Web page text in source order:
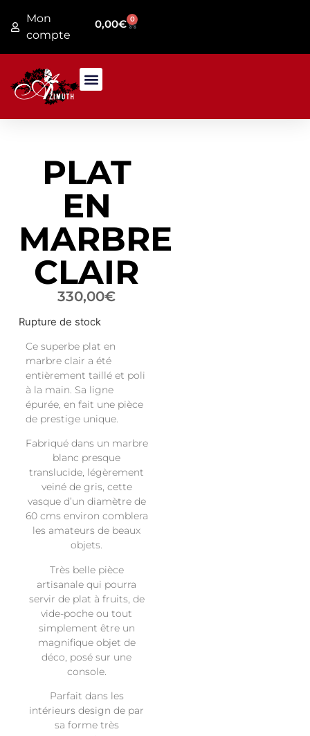
0,00€ 0
Mon
compte
PLAT
EN
MARBRE
CLAIR
330,00€
Rupture de stock
Ce superbe plat en
marbre clair a été
entièrement taillé et poli
à la main. Sa ligne
épurée, en fait une pièce
de prestige unique.
Fabriqué dans un marbre
blanc presque
translucide, légèrement
veiné de gris, cette
vasque d’un diamètre de
60 cms environ comblera
les amateurs de beaux
objets.
Très belle pièce
artisanale qui pourra
servir de plat à fruits, de
vide-poche ou tout
simplement être un
magnifique objet de
déco, posé sur une
console.
Parfait dans les
intérieurs design de par
sa forme très